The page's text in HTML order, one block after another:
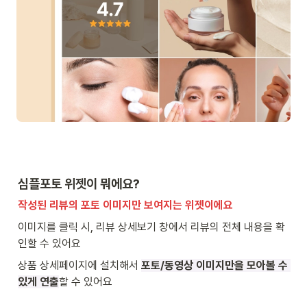
심플포토 위젯이 뭐에요?
작성된 리뷰의 포토 이미지만 보여지는 위젯이에요
이미지를 클릭 시, 리뷰 상세보기 창에서 리뷰의 전체 내용을 확
인할 수 있어요
상품 상세페이지에 설치해서 포토/동영상 이미지만을 모아볼 수
있게 연출할 수 있어요